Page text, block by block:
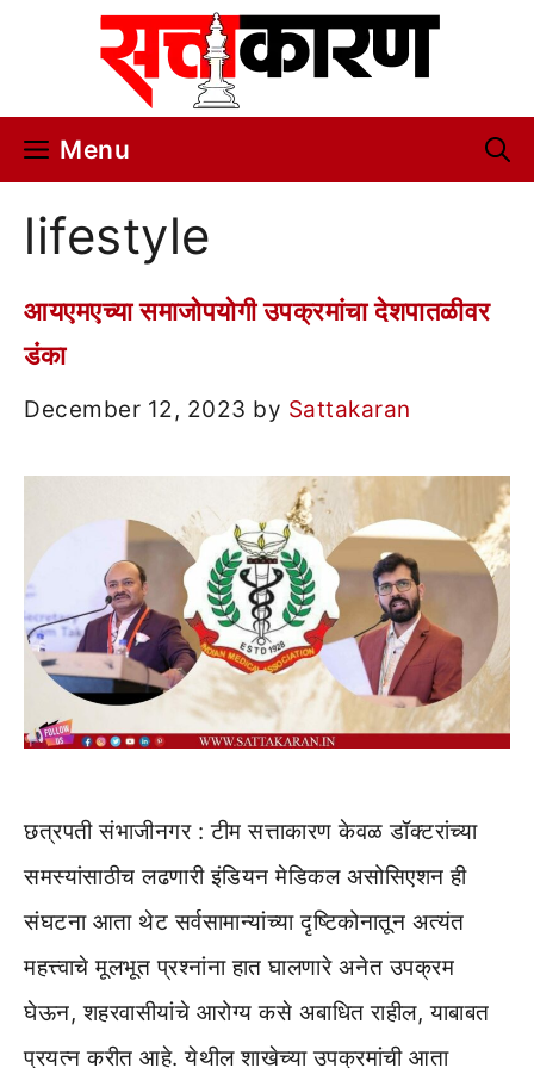
content
Menu
lifestyle
आयएमएच्या समाजोपयोगी उपक्रमांचा देशपातळीवर
डंका
December 12, 2023 by Sattakaran
छत्रपती संभाजीनगर : टीम सत्ताकारण केवळ डॉक्टरांच्या
समस्यांसाठीच लढणारी इंडियन मेडिकल असोसिएशन ही
संघटना आता थेट सर्वसामान्यांच्या दृष्टिकोनातून अत्यंत
महत्त्वाचे मूलभूत प्रश्नांना हात घालणारे अनेत उपक्रम
घेऊन, शहरवासीयांचे आरोग्य कसे अबाधित राहील, याबाबत
प्रयत्न करीत आहे. येथील शाखेच्या उपक्रमांची आता